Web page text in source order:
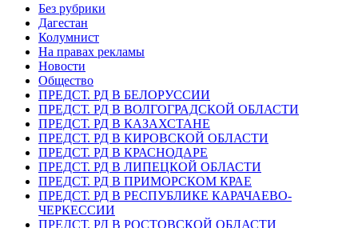
Без рубрики
Дагестан
Колумнист
На правах рекламы
Новости
Общество
ПРЕДСТ. РД В БЕЛОРУССИИ
ПРЕДСТ. РД В ВОЛГОГРАДСКОЙ ОБЛАСТИ
ПРЕДСТ. РД В КАЗАХСТАНЕ
ПРЕДСТ. РД В КИРОВСКОЙ ОБЛАСТИ
ПРЕДСТ. РД В КРАСНОДАРЕ
ПРЕДСТ. РД В ЛИПЕЦКОЙ ОБЛАСТИ
ПРЕДСТ. РД В ПРИМОРСКОМ КРАЕ
ПРЕДСТ. РД В РЕСПУБЛИКЕ КАРАЧАЕВО-
ЧЕРКЕССИИ
ПРЕДСТ. РД В РОСТОВСКОЙ ОБЛАСТИ